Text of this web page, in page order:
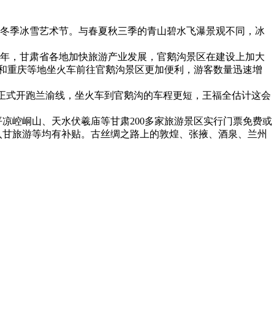
季冰雪艺术节。与春夏秋三季的青山碧水飞瀑景观不同，冰
甘肃省各地加快旅游产业发展，官鹅沟景区在建设上加大
重庆等地坐火车前往官鹅沟景区更加便利，游客数量迅速增
开跑兰渝线，坐火车到官鹅沟的车程更短，王福全估计这会
崆峒山、天水伏羲庙等甘肃200多家旅游景区实行门票免费或
旅游等均有补贴。古丝绸之路上的敦煌、张掖、酒泉、兰州